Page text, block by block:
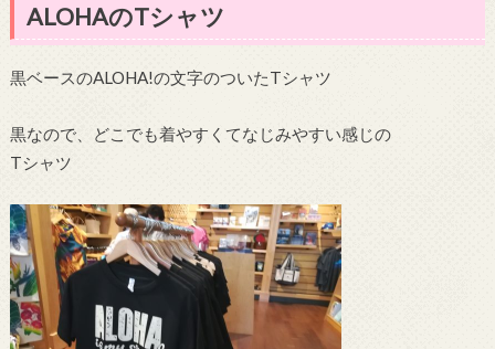
ALOHAのTシャツ
黒ベースのALOHA!の文字のついたTシャツ
黒なので、どこでも着やすくてなじみやすい感じの
Tシャツ